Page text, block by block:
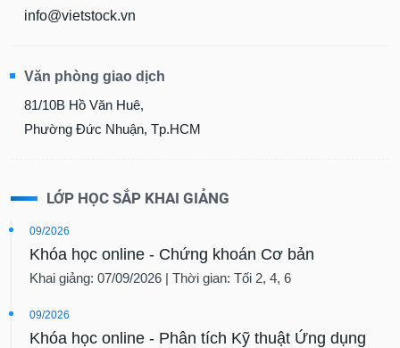
info@vietstock.vn
Văn phòng giao dịch
81/10B Hồ Văn Huê,
Phường Đức Nhuận, Tp.HCM
LỚP HỌC SẮP KHAI GIẢNG
09/2026
Khóa học online - Chứng khoán Cơ bản
Khai giảng: 07/09/2026 | Thời gian: Tối 2, 4, 6
09/2026
Khóa học online - Phân tích Kỹ thuật Ứng dụng